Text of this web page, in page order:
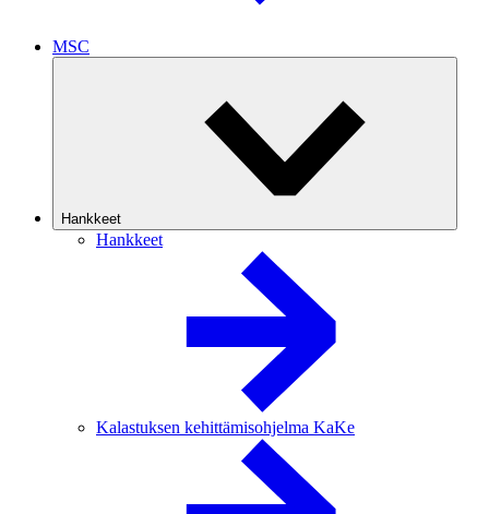
MSC
Hankkeet
Hankkeet
Kalastuksen kehittämisohjelma KaKe